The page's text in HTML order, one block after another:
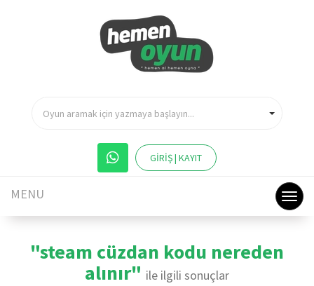
Oyun aramak için yazmaya başlayın...
GİRİŞ | KAYIT
MENU
"steam cüzdan kodu nereden
alınır" ile ilgili sonuçlar